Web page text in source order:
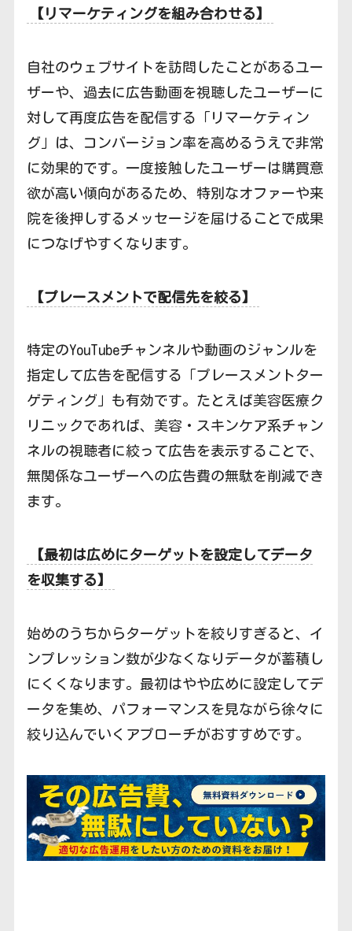
【リマーケティングを組み合わせる】
自社のウェブサイトを訪問したことがあるユー
ザーや、過去に広告動画を視聴したユーザーに
対して再度広告を配信する「リマーケティン
グ」は、コンバージョン率を高めるうえで非常
に効果的です。一度接触したユーザーは購買意
欲が高い傾向があるため、特別なオファーや来
院を後押しするメッセージを届けることで成果
につなげやすくなります。
【プレースメントで配信先を絞る】
特定のYouTubeチャンネルや動画のジャンルを
指定して広告を配信する「プレースメントター
ゲティング」も有効です。たとえば美容医療ク
リニックであれば、美容・スキンケア系チャン
ネルの視聴者に絞って広告を表示することで、
無関係なユーザーへの広告費の無駄を削減でき
ます。
【最初は広めにターゲットを設定してデータ
を収集する】
始めのうちからターゲットを絞りすぎると、イ
ンプレッション数が少なくなりデータが蓄積し
にくくなります。最初はやや広めに設定してデ
ータを集め、パフォーマンスを見ながら徐々に
絞り込んでいくアプローチがおすすめです。